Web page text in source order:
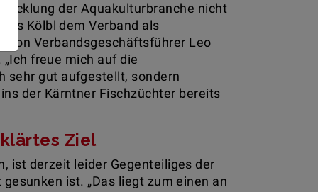
der Aquakulturbranche nicht
Kölbl dem Verband als
von Verbandsgeschäftsführer Leo
freue mich auf die
sehr gut aufgestellt, sondern
der Kärntner Fischzüchter bereits
Ziel
ist derzeit leider Gegenteiliges der
ist. „Das liegt zum einen an